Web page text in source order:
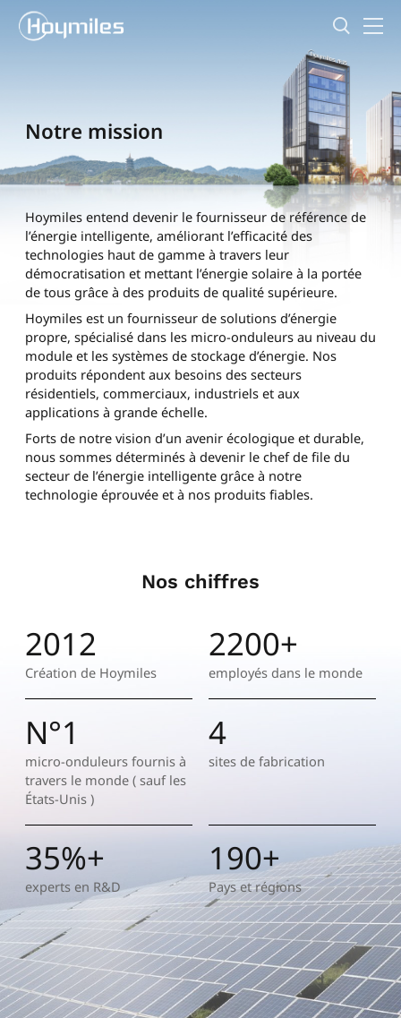
Notre mission
Hoymiles entend devenir le fournisseur de référence de
l’énergie intelligente, améliorant l’efficacité des
technologies haut de gamme à travers leur
démocratisation et mettant l’énergie solaire à la portée
de tous grâce à des produits de qualité supérieure.
Hoymiles est un fournisseur de solutions d’énergie
propre, spécialisé dans les micro-onduleurs au niveau du
module et les systèmes de stockage d’énergie. Nos
produits répondent aux besoins des secteurs
résidentiels, commerciaux, industriels et aux
applications à grande échelle.
Forts de notre vision d’un avenir écologique et durable,
nous sommes déterminés à devenir le chef de file du
secteur de l’énergie intelligente grâce à notre
technologie éprouvée et à nos produits fiables.
Nos chiffres
2012
Création de Hoymiles
2200+
employés dans le monde
N°1
micro-onduleurs fournis à
travers le monde ( sauf les
États-Unis )
4
sites de fabrication
35%+
experts en R&D
190+
Pays et régions